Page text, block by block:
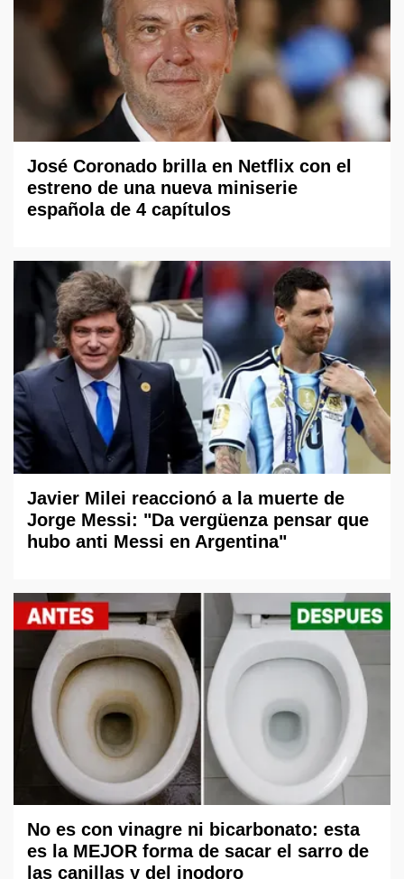
José Coronado brilla en Netflix con el
estreno de una nueva miniserie
española de 4 capítulos
Javier Milei reaccionó a la muerte de
Jorge Messi: "Da vergüenza pensar que
hubo anti Messi en Argentina"
No es con vinagre ni bicarbonato: esta
es la MEJOR forma de sacar el sarro de
las canillas y del inodoro